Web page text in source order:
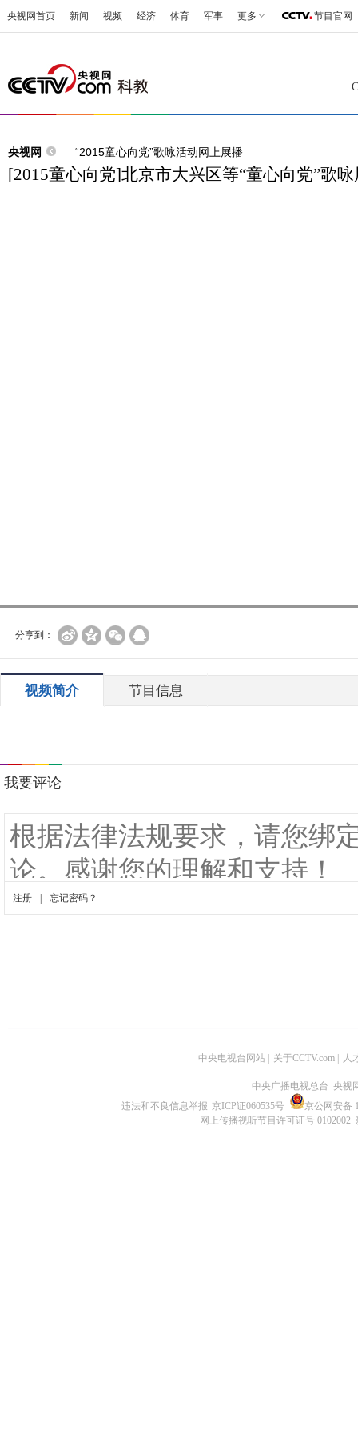
央视网首页 新闻 视频 经济 体育 军事 更多 节目官网
央视网 “2015童心向党”歌咏活动网上展播
[2015童心向党]北京市大兴区等“童心向党”歌
分享到：
视频简介 节目信息
中央电视台网站 关于CCTV.com 人
中央广播电视总台 央视
违法和不良信息举报 京ICP证060535号
京公网安备
网上传播视听节目许可证号 0102002